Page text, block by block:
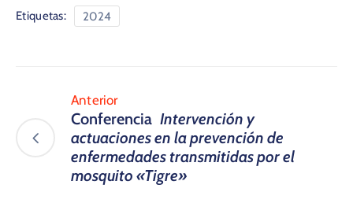
Etiquetas: 2024
Anterior
Conferencia Intervención y
actuaciones en la prevención de
enfermedades transmitidas por el
mosquito «Tigre»